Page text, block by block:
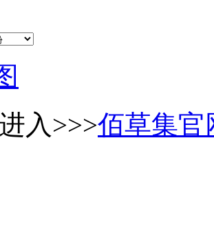
入>>>佰草集官